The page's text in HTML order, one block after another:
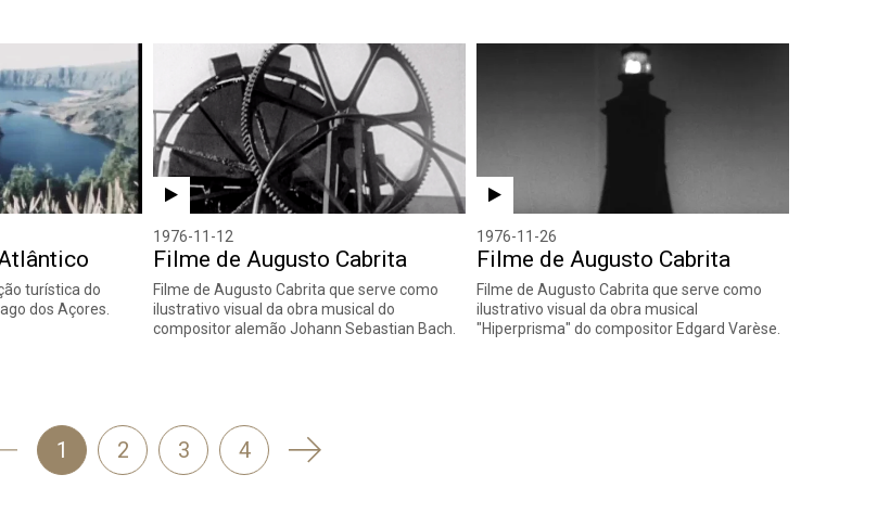
turística do
dos Açores.
1976-11-12
Filme de Augusto Cabrita
Filme de Augusto Cabrita que serve como
ilustrativo visual da obra musical do
compositor alemão Johann Sebastian Bach.
1976-11-26
Filme de Augusto Cabrita
Filme de Augusto Cabrita que serve como
ilustrativo visual da obra musical
"Hiperprisma" do compositor Edgard Varèse.
'
1 2 3 4 Seguinte